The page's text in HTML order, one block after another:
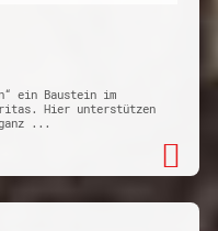
ein Baustein im
Hier unterstützen
...